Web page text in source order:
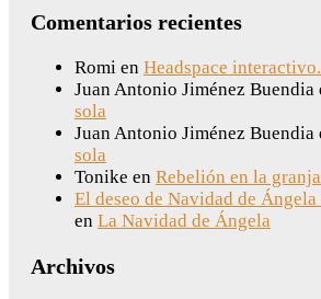
Comentarios recientes
Romi en Headspace
Juan Antonio Jiménez Buendia
sola
Juan Antonio Jiménez Buendia
sola
Tonike en Rebelión en la
El deseo de Navidad de
en La Navidad de Ángela
Archivos